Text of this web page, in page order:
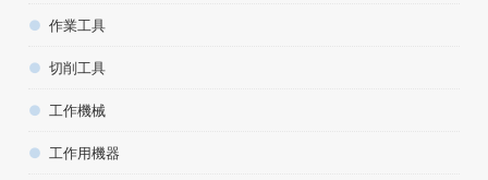
作業工具
切削工具
工作機械
工作用機器